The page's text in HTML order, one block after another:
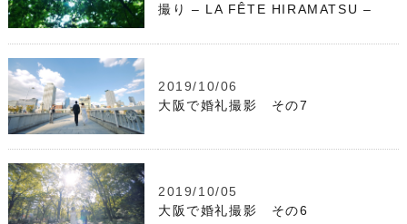
撮り – LA FÊTE HIRAMATSU –
2019/10/06
大阪で婚礼撮影 その7
2019/10/05
大阪で婚礼撮影 その6